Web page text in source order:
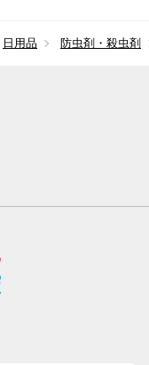
日用品 防虫剤・殺虫剤